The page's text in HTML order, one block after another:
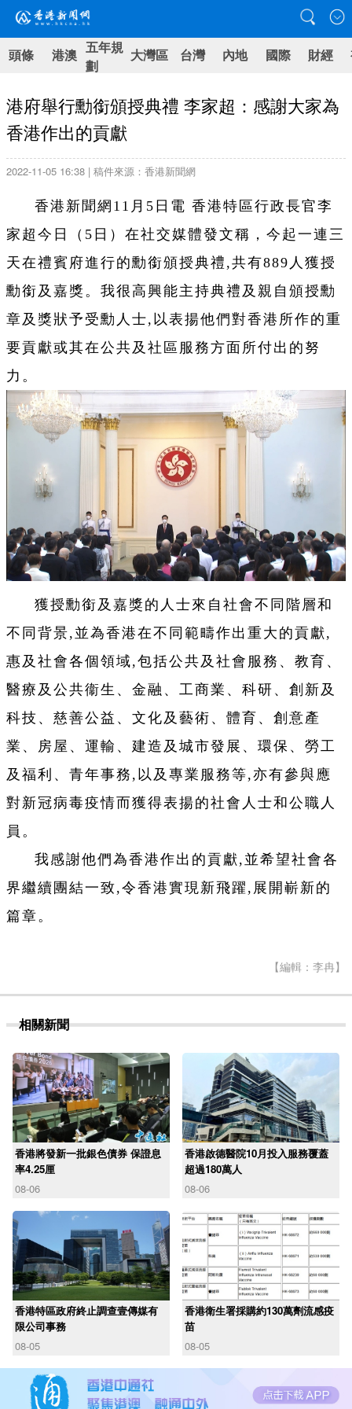
頭條 港澳 五年規
劃
大灣區 台灣 內地 國際 財經
港府舉行勳銜頒授典禮 李家超：感謝大家為
香港作出的貢獻
2022-11-05 16:38 | 稿件來源：香港新聞網
香港新聞網11月5日電 香港特區行政長官李
家超今日（5日）在社交媒體發文稱，今起一連三
天在禮賓府進行的勳銜頒授典禮,共有889人獲授
勳銜及嘉獎。我很高興能主持典禮及親自頒授勳
章及獎狀予受勳人士,以表揚他們對香港所作的重
要貢獻或其在公共及社區服務方面所付出的努
力。
獲授勳銜及嘉獎的人士來自社會不同階層和
不同背景,並為香港在不同範疇作出重大的貢獻,
惠及社會各個領域,包括公共及社會服務、教育、
醫療及公共衞生、金融、工商業、科研、創新及
科技、慈善公益、文化及藝術、體育、創意產
業、房屋、運輸、建造及城市發展、環保、勞工
及福利、青年事務,以及專業服務等,亦有參與應
對新冠病毒疫情而獲得表揚的社會人士和公職人
員。
我感謝他們為香港作出的貢獻,並希望社會各
界繼續團結一致,令香港實現新飛躍,展開嶄新的
篇章。
【編輯：李冉】
相關新聞
香港將發新一批銀色債券 保證息
率4.25厘
08-06
香港啟德醫院10月投入服務覆蓋
超過180萬人
08-06
香港特區政府終止調查壹傳媒有
限公司事務
08-05
香港衛生署採購約130萬劑流感疫
苗
08-05